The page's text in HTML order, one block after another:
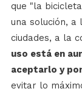
que "la
una solución,
ciudades, a la
uso está en
aceptarlo y
evitar lo